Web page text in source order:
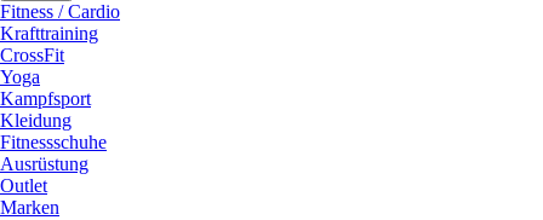
Fitness / Cardio
Krafttraining
CrossFit
Yoga
Kampfsport
Kleidung
Fitnessschuhe
Ausrüstung
Outlet
Marken